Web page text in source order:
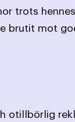
trots
brutit mot
otillbörlig